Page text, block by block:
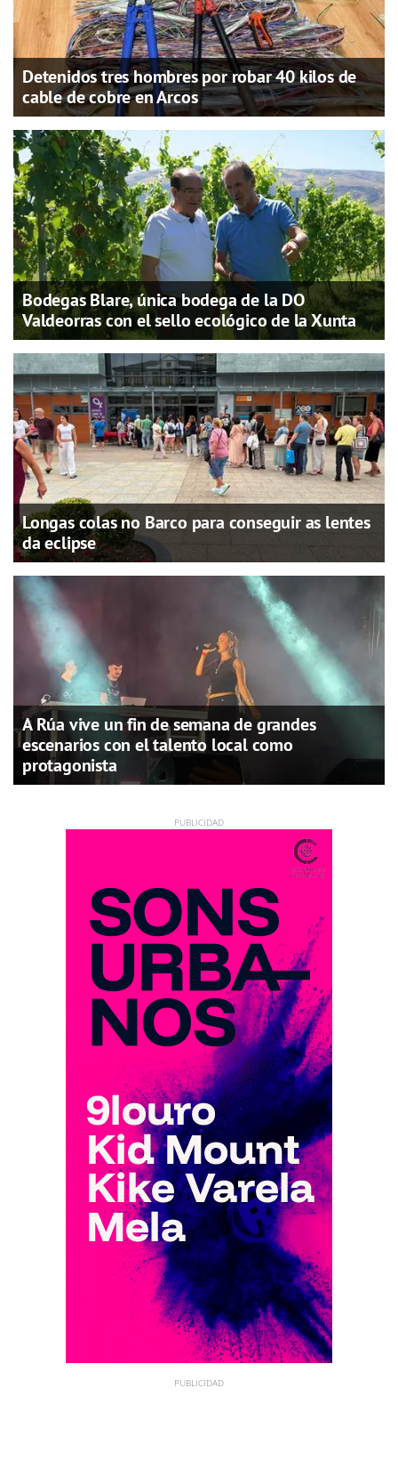
Detenidos tres hombres por robar 40 kilos de
cable de cobre en Arcos
Bodegas Blare, única bodega de la DO
Valdeorras con el sello ecológico de la Xunta
Longas colas no Barco para conseguir as lentes
da eclipse
A Rúa vive un fin de semana de grandes
escenarios con el talento local como
protagonista